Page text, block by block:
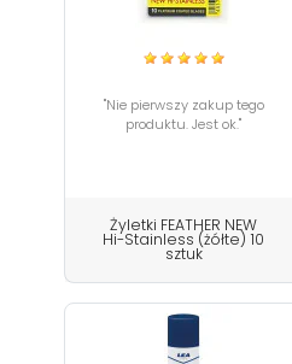
"Nie pierwszy zakup tego
produktu. Jest ok."
Żyletki FEATHER NEW
Hi-Stainless (żółte) 10
sztuk